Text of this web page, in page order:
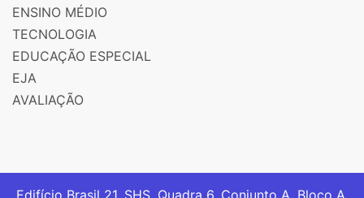
ENSINO MÉDIO
TECNOLOGIA
EDUCAÇÃO ESPECIAL
EJA
AVALIAÇÃO